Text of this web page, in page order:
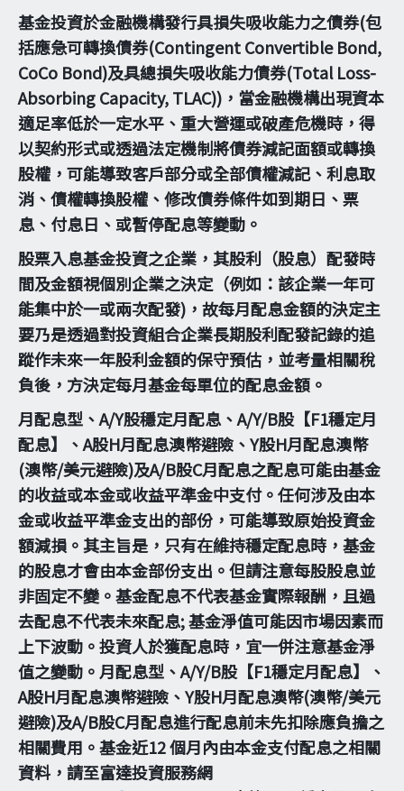
基金投資於金融機構發行具損失吸收能力之債券(包
括應急可轉換債券(Contingent Convertible Bond,
CoCo Bond)及具總損失吸收能力債券(Total Loss-
Absorbing Capacity, TLAC))，當金融機構出現資本
適足率低於一定水平、重大營運或破產危機時，得
以契約形式或透過法定機制將債券減記面額或轉換
股權，可能導致客戶部分或全部債權減記、利息取
消、債權轉換股權、修改債券條件如到期日、票
息、付息日、或暫停配息等變動。
股票入息基金投資之企業，其股利（股息）配發時
間及金額視個別企業之決定（例如：該企業一年可
能集中於一或兩次配發)，故每月配息金額的決定主
要乃是透過對投資組合企業長期股利配發記錄的追
蹤作未來一年股利金額的保守預估，並考量相關稅
負後，方決定每月基金每單位的配息金額。
月配息型、A/Y股穩定月配息、A/Y/B股【F1穩定月
配息】、A股H月配息澳幣避險、Y股H月配息澳幣
(澳幣/美元避險)及A/B股C月配息之配息可能由基金
的收益或本金或收益平準金中支付。任何涉及由本
金或收益平準金支出的部份，可能導致原始投資金
額減損。其主旨是，只有在維持穩定配息時，基金
的股息才會由本金部份支出。但請注意每股股息並
非固定不變。基金配息不代表基金實際報酬，且過
去配息不代表未來配息; 基金淨值可能因市場因素而
上下波動。投資人於獲配息時，宜一併注意基金淨
值之變動。月配息型、A/Y/B股【F1穩定月配息】、
A股H月配息澳幣避險、Y股H月配息澳幣(澳幣/美元
避險)及A/B股C月配息進行配息前未先扣除應負擔之
相關費用。基金近12 個月內由本金支付配息之相關
資料，請至富達投資服務網